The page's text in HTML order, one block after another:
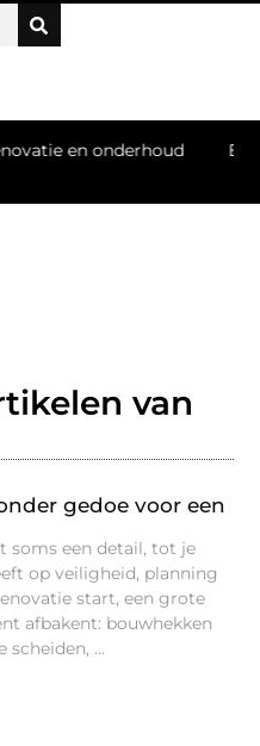
Ervaar ultieme
van
gedoe voor een
soms een detail, tot je
op veiligheid, planning
start, een grote
afbakent: bouwhekken
...